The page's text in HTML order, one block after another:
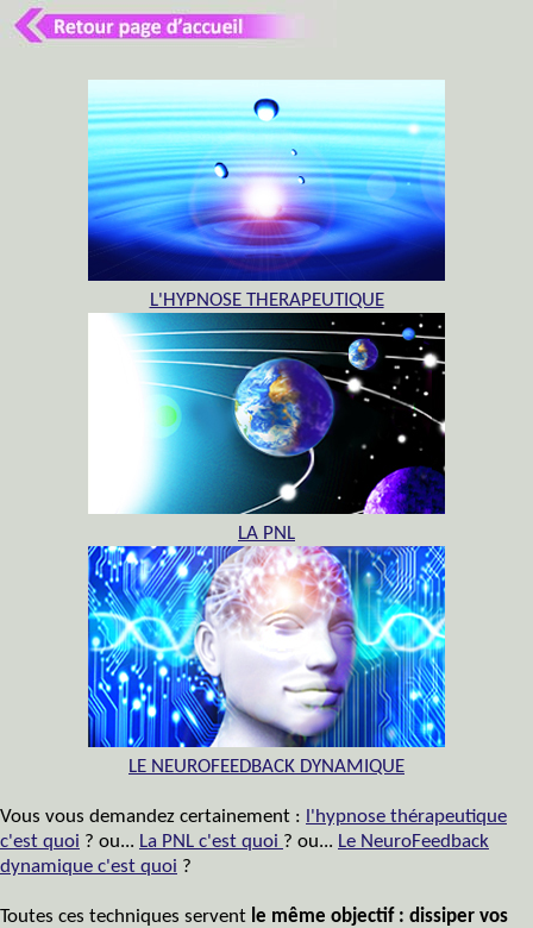
L'HYPNOSE THERAPEUTIQUE
LA PNL
LE NEUROFEEDBACK DYNAMIQUE
Vous vous demandez certainement : l'hypnose thérapeutique
c'est quoi ? ou... La PNL c'est quoi ? ou... Le NeuroFeedback
dynamique c'est quoi ?
Toutes ces techniques servent le même objectif : dissiper vos